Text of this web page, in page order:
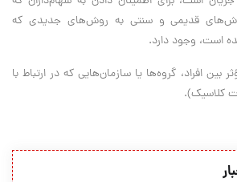
قدیمی و سنتی به روش‌های جدیدی که
است، وجود دارد.
بین افراد، گروه‌ها یا سازمان‌هایی که در ارتباط با
کلاسیک).